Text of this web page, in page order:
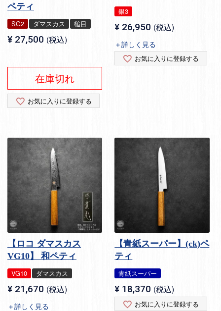
ペティ
SG2 ダマスカス 槌目
¥ 27,500 税込
在庫切れ
お気に入りに登録する
銀3
¥ 26,950 税込
＋詳しく見る
お気に入りに登録する
【ロコ ダマスカス
VG10】 和ペティ
VG10 ダマスカス
¥ 21,670 税込
＋詳しく見る
【青紙スーパー】(ck)ペ
ティ
青紙スーパー
¥ 18,370 税込
お気に入りに登録する